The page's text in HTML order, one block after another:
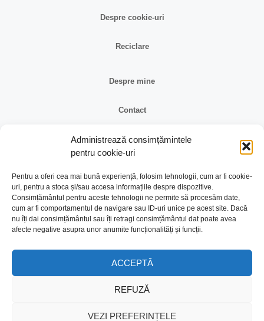
Administrează consimțămintele
pentru cookie-uri
Pentru a oferi cea mai bună experiență, folosim tehnologii, cum ar fi cookie-
uri, pentru a stoca și/sau accesa informațiile despre dispozitive.
Consimțământul pentru aceste tehnologii ne permite să procesăm date,
cum ar fi comportamentul de navigare sau ID-uri unice pe acest site. Dacă
nu îți dai consimțământul sau îți retragi consimțământul dat poate avea
afecte negative asupra unor anumite funcționalități și funcții.
ACCEPTĂ
REFUZĂ
VEZI PREFERINȚELE
Despre cookie-uri
Reciclare
Despre mine
Contact
Reclamații și retur
Retragere din contract
A.N.P.C.